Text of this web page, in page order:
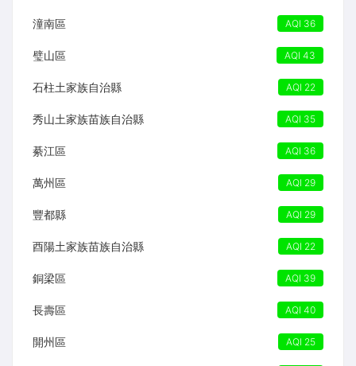
潼南區 AQI 36
璧山區 AQI 43
石柱土家族自治縣 AQI 22
秀山土家族苗族自治縣 AQI 35
綦江區 AQI 36
萬州區 AQI 29
豐都縣 AQI 29
酉陽土家族苗族自治縣 AQI 22
銅梁區 AQI 39
長壽區 AQI 40
開州區 AQI 25